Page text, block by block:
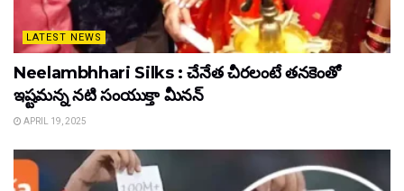
LATEST NEWS
Neelambhhari Silks : చేనేత చీరలంటే తనకెంతో
ఇష్టమన్న నటి సంయుక్తా మీనన్‌
APRIL 19, 2025